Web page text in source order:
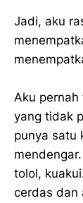
Jadi, aku
Aku
yang tidak
punya satu
mendengar.
tolol,
cerdas dan